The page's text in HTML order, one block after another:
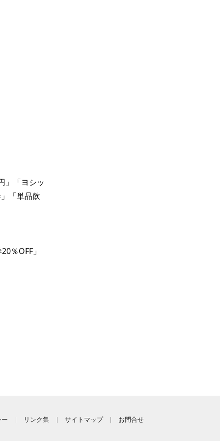
」「ヨシッ
「単品飲
％OFF」
リンク集 サイトマップ お問合せ